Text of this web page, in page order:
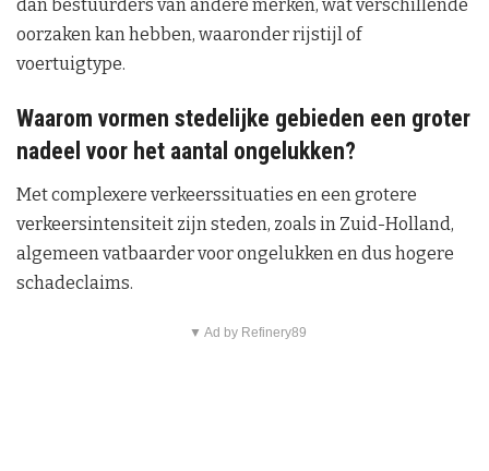
dan bestuurders van andere merken, wat verschillende
oorzaken kan hebben, waaronder rijstijl of
voertuigtype.
Waarom vormen stedelijke gebieden een groter
nadeel voor het aantal ongelukken?
Met complexere verkeerssituaties en een grotere
verkeersintensiteit zijn steden, zoals in Zuid-Holland,
algemeen vatbaarder voor ongelukken en dus hogere
schadeclaims.
▼ Ad by Refinery89